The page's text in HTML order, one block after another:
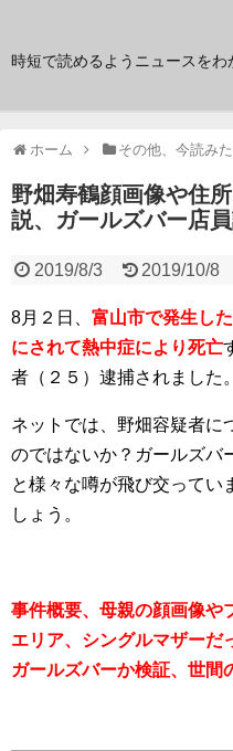
時短で読めるようニュースをわ
ホーム その他、今読み
野畑寿鶴顔画像や住
説、ガールズバー店
2019/8/3 2019/10/8
8月２日、 富山市で発生し
にされて熱中症により死亡
者（２５）逮捕されました。
ネットでは、野畑容疑者に
のではないか？ガールズバ
と様々な噂が飛び交ってい
しょう。
事件概要、母親の顔画像や
エリア、シングルマザーだ
ガールズバーか検証、世間